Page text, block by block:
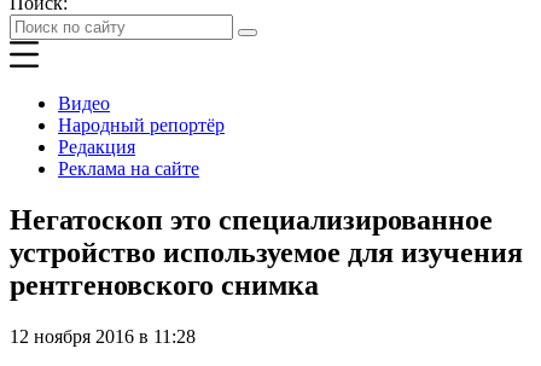
Видео
Народный репортёр
Редакция
Реклама на сайте
Негатоскоп это специализированное
устройство используемое для изучения
рентгеновского снимка
12 ноября 2016 в 11:28